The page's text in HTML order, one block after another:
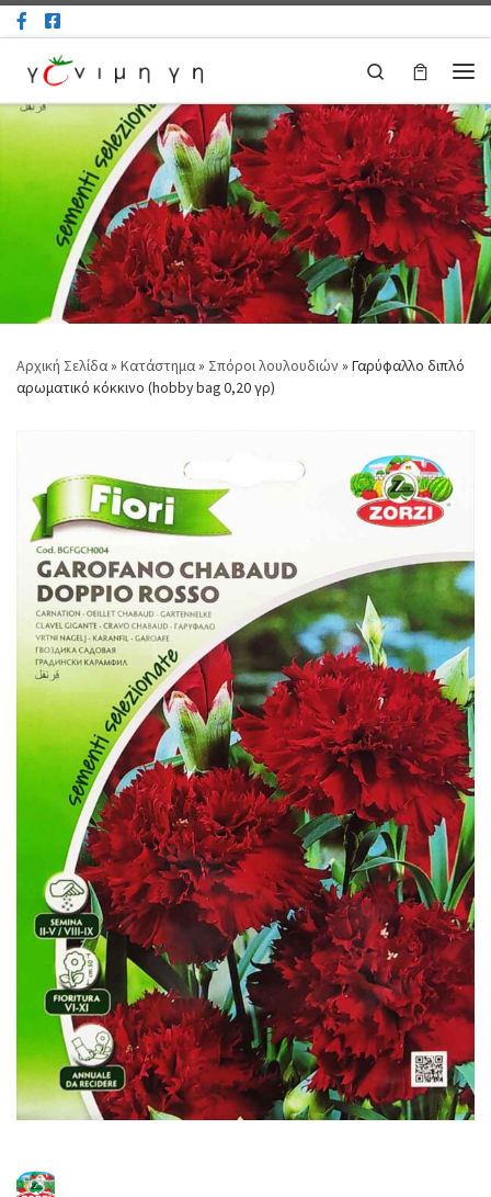
Μετάβαση στο περιεχόμενο
Search
Αρχική Σελίδα» Κατάστημα» Σπόροι λουλουδιών» Γαρύφαλλο διπλό
αρωματικό κόκκινο (hobby bag 0,20 γρ)